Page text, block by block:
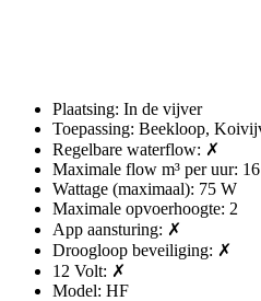
Plaatsing: In de vijver
Toepassing: Beekloop,
Regelbare waterflow: ✗
Maximale flow m³ per uur: 16
Wattage (maximaal): 75 W
Maximale opvoerhoogte: 2
App aansturing: ✗
Droogloop beveiliging: ✗
12 Volt: ✗
Model: HF